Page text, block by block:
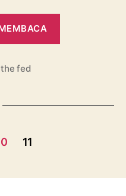
the fed
11